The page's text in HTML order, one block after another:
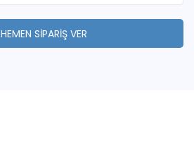
HEMEN SİPARİŞ VER